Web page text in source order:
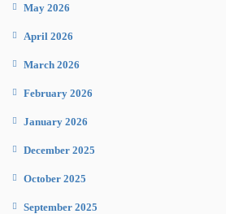
May 2026
April 2026
March 2026
February 2026
January 2026
December 2025
October 2025
September 2025